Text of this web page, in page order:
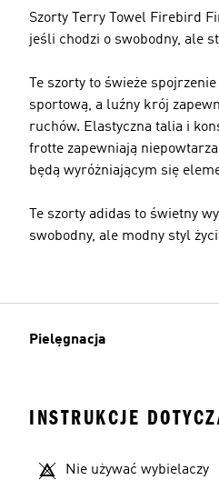
Szorty Terry Towel Firebird
jeśli chodzi o swobodny, ale
Te szorty to świeże
sportową, a luźny krój
ruchów. Elastyczna talia i
frotte zapewniają
będą wyróżniającym się
Te szorty adidas to świetny
swobodny, ale modny styl
Pielęgnacja
INSTRUKCJE
Nie używać wybielaczy